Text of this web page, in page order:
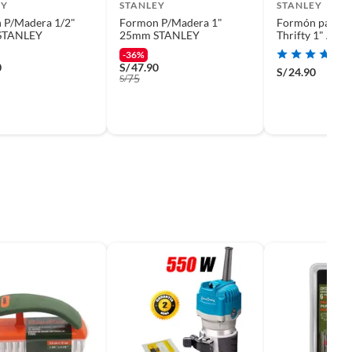
Madera 1/2"
STANLEY
Formon P/Madera 1"
25mm STANLEY
-36%
S/47.90
S/75
STANLEY
Formón para
Thrifty 1"
S/24.90